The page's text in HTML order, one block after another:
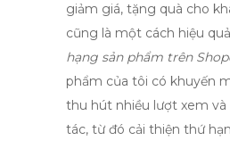
giảm giá, tặng quà cho
cũng là một cách hiệu
hạng sản phẩm trên
phẩm của tôi có khuyến
thu hút nhiều lượt xem
tác, từ đó cải thiện thứ